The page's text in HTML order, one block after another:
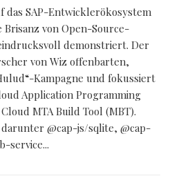
das SAP-Entwicklerökosystem
Brisanz von Open-Source-
demonstriert. Der
von Wiz offenbarten,
Kampagne und fokussiert
Application Programming
MTA Build Tool (MBT).
@cap-js/sqlite, @cap-
service...